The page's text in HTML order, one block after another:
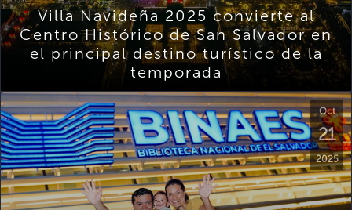
Villa Navideña 2025 convierte al
Centro Histórico de San Salvador en
el principal destino turístico de la
temporada
Oct
21
2025